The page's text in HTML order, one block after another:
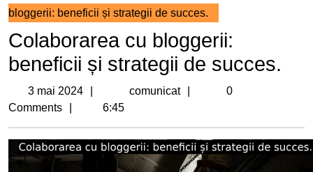
bloggerii: beneficii și strategii de succes.
Colaborarea cu bloggerii:
beneficii și strategii de succes.
3 mai 2024
mai
comunicat comunicat
0
Comments
6:45